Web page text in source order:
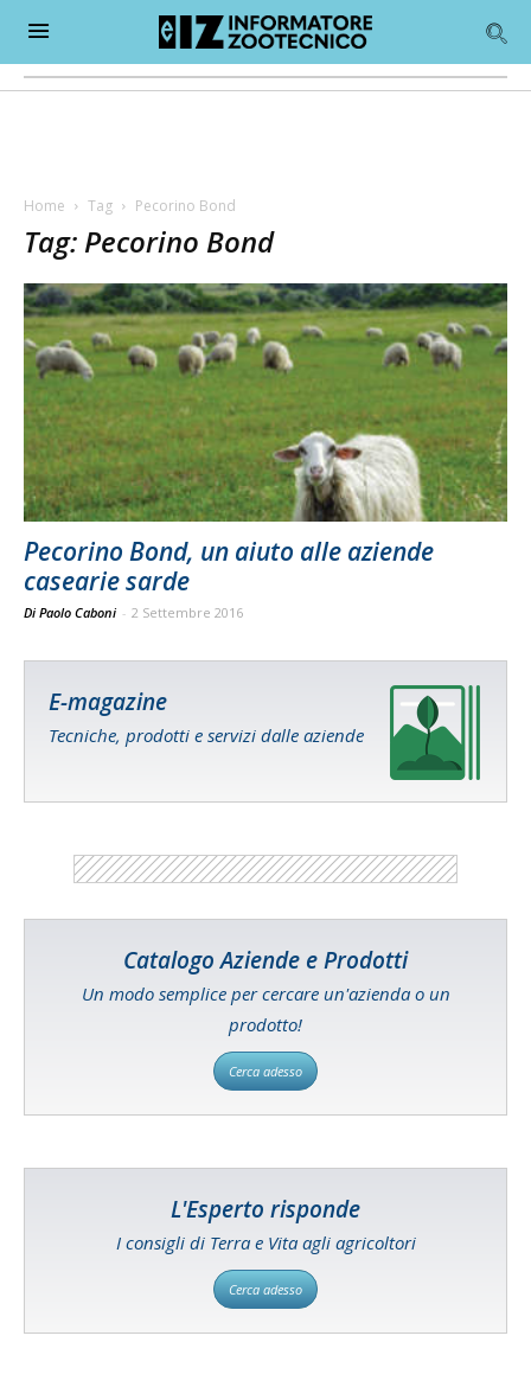
Home Tag Pecorino Bond
Tag: Pecorino Bond
Pecorino Bond, un aiuto alle aziende
casearie sarde
Di Paolo Caboni - 2 Settembre 2016
E-magazine
Tecniche, prodotti e servizi dalle aziende
Catalogo Aziende e Prodotti
Un modo semplice per cercare un'azienda o un
prodotto!
Cerca adesso
L'Esperto risponde
I consigli di Terra e Vita agli agricoltori
Cerca adesso